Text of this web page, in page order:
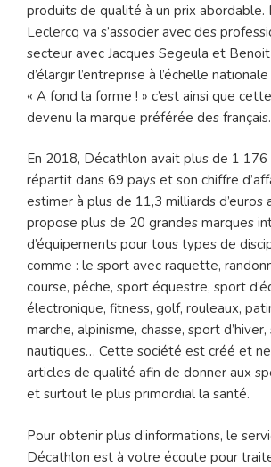
produits de qualité à un prix abordable.
Leclercq va s’associer avec des
secteur avec Jacques Segeula et
d’élargir l’entreprise à l’échelle
« A fond la forme ! » c’est ainsi que
devenu la marque préférée des français.
En 2018, Décathlon avait plus de 1 176
répartit dans 69 pays et son chiffre
estimer à plus de 11,3 milliards d’euros
propose plus de 20 grandes marques
d’équipements pour tous types de
comme : le sport avec raquette,
course, pêche, sport équestre, sport
électronique, fitness, golf, rouleaux,
marche, alpinisme, chasse, sport
nautiques… Cette société est créé et
articles de qualité afin de donner aux
et surtout le plus primordial la santé.
Pour obtenir plus d’informations, le
Décathlon est à votre écoute pour